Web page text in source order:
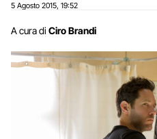
5 Agosto 2015 19:52
A cura di Ciro Brandi